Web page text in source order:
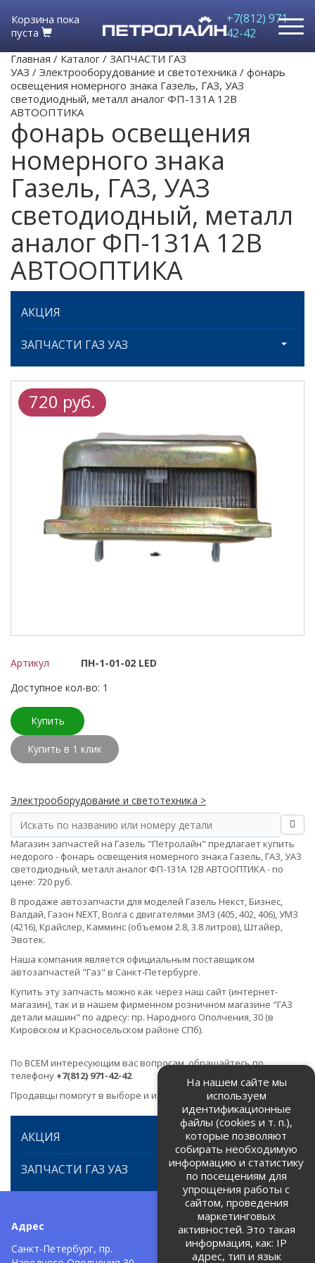
Корзина пока
пуста
+7(812) 971-
42-42
Главная / Каталог / ЗАПЧАСТИ ГАЗ
УАЗ / Электрооборудование и светотехника / фонарь
освещения номерного знака Газель, ГАЗ, УАЗ
светодиодный, металл аналог ФП-131А 12В
АВТООПТИКА
фонарь освещения
номерного знака
Газель, ГАЗ, УАЗ
светодиодный, металл
аналог ФП-131А 12В
АВТООПТИКА
АКЦИЯ
ЗАПЧАСТИ ГАЗ УАЗ
720 руб.
Артикул
ПН-1-01-02 LED
Доступное кол-во: 1
Купить
Купить в 1 клик
Электрооборудование и светотехника >
Магазин запчастей на Газель "Петролайн" предлагает купить
недорого - фонарь освещения номерного знака Газель, ГАЗ, УАЗ
светодиодный, металл аналог ФП-131А 12В АВТООПТИКА - по
цене: 720 руб.
В продаже автозапчасти для моделей Газель Некст, Бизнес,
Валдай, Газон NEXT, Волга с двигателями ЗМЗ (405, 402, 406), УМЗ
(4216), Крайслер, Камминс (объемом 2.8, 3.8 литров), Штайер,
Эвотек.
Наша компания является официальным поставщиком
автозапчастей "Газ" в Санкт-Петербурге.
Купить эту запчасть можно как через наш сайт (интернет-
магазин), так и в нашем фирменном розничном магазине "ГАЗ
детали машин" по адресу: пр. Народного Ополчения, 30 (в
Кировском и Красносельском районе СПб).
По ВСЕМ интересующим вас вопросам, обращайтесь по
телефону +7(812) 971-42-42
Продавцы помогут в выборе и идентификации товара.
АКЦИЯ
ЗАПЧАСТИ ГАЗ УАЗ
Адрес
Санкт-Петербург, пр.
Телефоны:
+7 (812) 971-42-42
На нашем сайте мы
используем
идентификационные
файлы (cookies и т. п.),
которые позволяют
собирать необходимую
информацию и статистику
по посещениям для
упрощения работы с
сайтом, проведения
маркетинговых
активностей. Это такая
информация, как: IP
адрес, тип и язык